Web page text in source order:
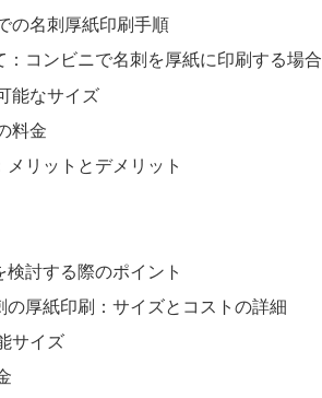
の名刺厚紙印刷手順
：コンビニで名刺を厚紙に印刷する場合
能なサイズ
料金
リットとデメリット
討する際のポイント
の厚紙印刷：サイズとコストの詳細
サイズ